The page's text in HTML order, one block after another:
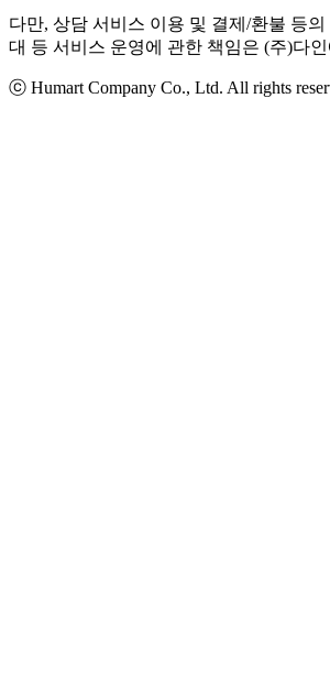
다만, 상담 서비스 이용 및 결제/환불 등
대 등 서비스 운영에 관한 책임은 (주)다
ⓒ Humart Company Co., Ltd. All rights